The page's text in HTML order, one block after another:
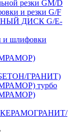
резки GM/D
и резки G/F
ДИСК G/E-
и шлифовки
МРАМОР)
ГРАНИТ)
турбо
МРАМОР)
КЕРАМОГРАНИТ/